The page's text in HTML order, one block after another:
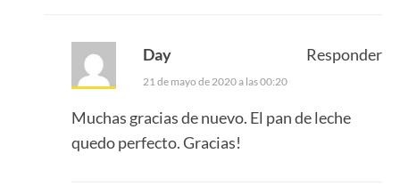
Day
21 de mayo de 2020 a las 00:20
Muchas gracias de nuevo. El pan de leche
quedo perfecto. Gracias!
Responder